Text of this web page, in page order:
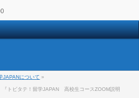
JAPANについて »
トビタテ！留学JAPAN 高校生コースZOOM説明